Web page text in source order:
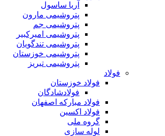
آریا ساسول
پتروشیمی مارون
پتروشیمی جم
پتروشیمی امیرکبیر
پتروشیمی تندگویان
پتروشیمی خوزستان
پتروشیمی تبریز
فولاد
فولاد خوزستان
فولادشادگان
فولاد مبارکه اصفهان
فولاد اکسین
گروه ملی
لوله سازی